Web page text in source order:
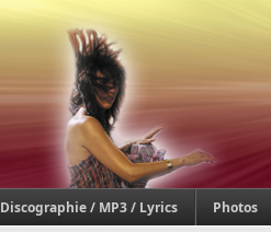
Discographie / MP3 / Lyrics Photos